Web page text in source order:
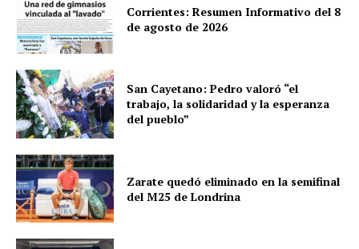
Corrientes: Resumen Informativo del 8
de agosto de 2026
San Cayetano: Pedro valoró “el
trabajo, la solidaridad y la esperanza
del pueblo”
Zarate quedó eliminado en la semifinal
del M25 de Londrina